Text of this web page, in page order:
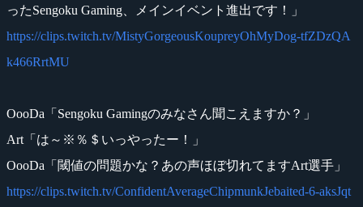
ったSengoku Gaming、メインイベント進出です！」
https://clips.twitch.tv/MistyGorgeousKoupreyOhMyDog-tfZDzQA
k466RrtMU
OooDa「Sengoku Gamingのみなさん聞こえますか？」
Art「は～※％＄いっやったー！」
OooDa「閾値の問題かな？あの声ほぼ切れてますArt選手」
https://clips.twitch.tv/ConfidentAverageChipmunkJebaited-6-aksJqt